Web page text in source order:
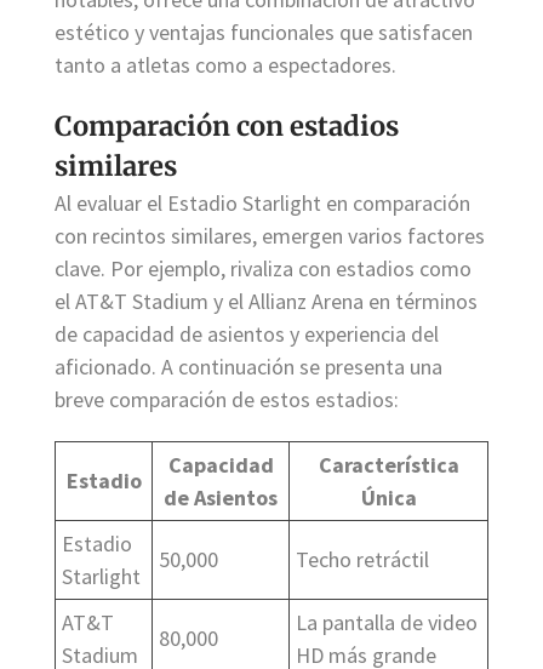
estético y ventajas funcionales que satisfacen
tanto a atletas como a espectadores.
Comparación con estadios
similares
Al evaluar el Estadio Starlight en comparación
con recintos similares, emergen varios factores
clave. Por ejemplo, rivaliza con estadios como
el AT&T Stadium y el Allianz Arena en términos
de capacidad de asientos y experiencia del
aficionado. A continuación se presenta una
breve comparación de estos estadios:
Estadio
Capacidad
de Asientos
Característica
Única
Estadio
Starlight
50,000 Techo retráctil
AT&T
Stadium
80,000
La pantalla de video
HD más grande